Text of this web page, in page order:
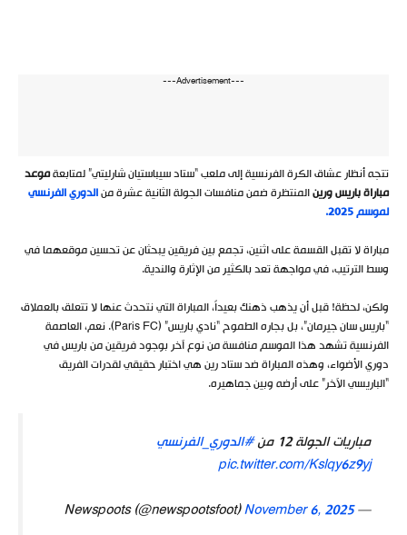
---Advertisement---
تتجه أنظار عشاق الكرة الفرنسية إلى ملعب “ستاد سيباستيان شارليتي” لمتابعةموعد
مباراة باريس ورينالمنتظرة ضمن منافسات الجولة الثانية عشرة منالدوري الفرنسي
لموسم 2025.
مباراة لا تقبل القسمة على اثنين، تجمع بين فريقين يبحثان عن تحسين موقعهما في
وسط الترتيب، في مواجهة تعد بالكثير من الإثارة والندية.
ولكن، لحظة! قبل أن يذهب ذهنك بعيداً، المباراة التي نتحدث عنها لا تتعلق بالعملاق
“باريس سان جيرمان”، بل بجاره الطموح “نادي باريس” (Paris FC). نعم، العاصمة
الفرنسية تشهد هذا الموسم منافسة من نوع آخر بوجود فريقين من باريس في
دوري الأضواء، وهذه المباراة ضد ستاد رين هي اختبار حقيقي لقدرات الفريق
“الباريسي الآخر” على أرضه وبين جماهيره.
مباريات الجولة 12 من
#الدوري_الفرنسي
pic.twitter.com/Kslqy6z9yj
— Newspoots (@newspootsfoot)
November 6, 2025